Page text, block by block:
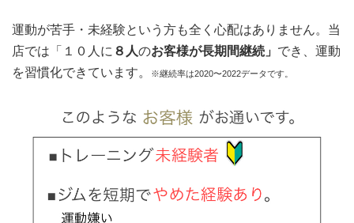
運動が苦手・未経験という方も全く心配はありません。当
店では「１０人に ８人のお客様が長期間継続」 でき、運動
を習慣化できています。
※継続率は2020〜2022データです。